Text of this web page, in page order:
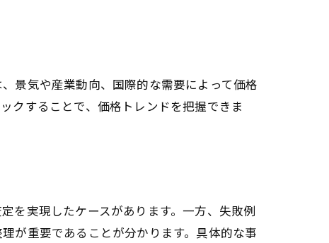
景気や産業動向、国際的な需要によって価格
クすることで、価格トレンドを把握できま
を実現したケースがあります。一方、失敗例
が重要であることが分かります。具体的な事